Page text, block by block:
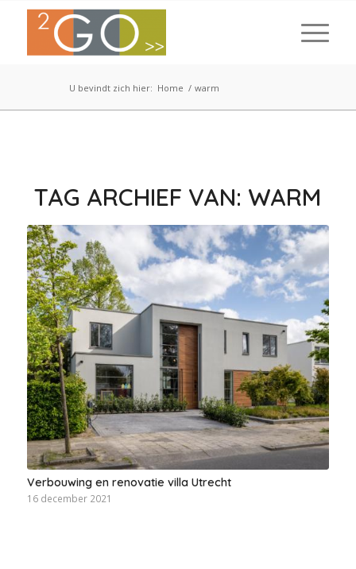
U bevindt zich hier: Home / warm
TAG ARCHIEF VAN: WARM
Verbouwing en renovatie villa Utrecht
16 december 2021